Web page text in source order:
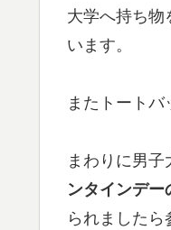
大学へ持ち物
います。
またトートバ
まわりに男子
ンタインデー
られましたら